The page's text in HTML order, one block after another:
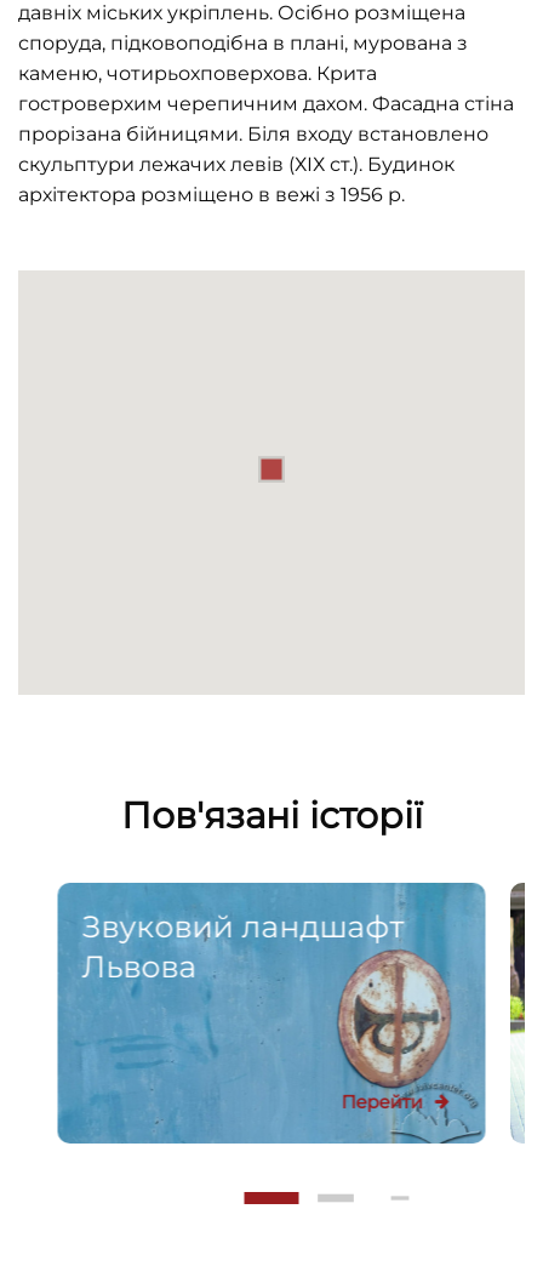
давніх міських укріплень. Осібно розміщена
споруда, підковоподібна в плані, мурована з
каменю, чотирьохповерхова. Крита
гостроверхим черепичним дахом. Фасадна стіна
прорізана бійницями. Біля входу встановлено
скульптури лежачих левів (ХІХ ст.). Будинок
архітектора розміщено в вежі з 1956 р.
Пов'язані історії
Звуковий ландшафт
Львова
Перейти